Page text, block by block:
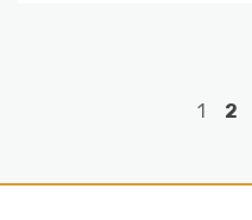
1 2